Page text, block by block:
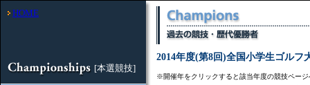
HOME
[本選競技]
2014年度(第8回)全国小学生ゴルフ
※開催年をクリックすると該当年度の競技ペー